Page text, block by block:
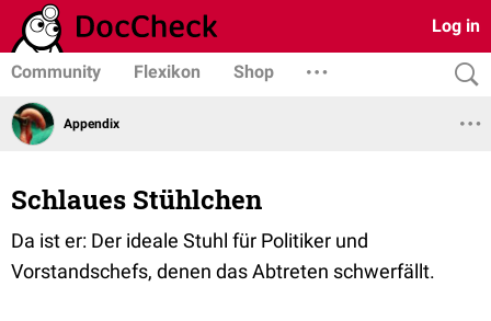
Log in
Community Flexikon Shop
Appendix
Schlaues Stühlchen
Da ist er: Der ideale Stuhl für Politiker und
Vorstandschefs, denen das Abtreten schwerfällt.